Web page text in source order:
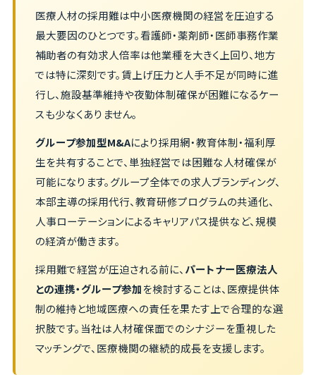
医療人材の採用難は中小医療機関の経営を圧迫する
最大要因のひとつです。看護師・薬剤師・医師事務作業
補助者の有効求人倍率は他業種を大きく上回り、地方
では特に深刻です。賃上げ圧力と人手不足が同時に進
行し、施設基準維持や夜勤体制確保が困難になるケー
スも少なくありません。
グループ参加型M&Aにより採用網・教育体制・福利厚
生を共有することで、単独経営では困難な人材確保が
可能になります。グループ全体での求人ブランディング、
本部主導の採用代行、教育研修プログラムの共通化、
人事ローテーションによるキャリアパス提供など、規模
の経済が働きます。
採用難で経営が圧迫される前に、 パートナー医療法人
との連携・グループ参加を検討することは、医療提供体
制の維持と地域医療への責任を果たす上で合理的な選
択肢です。当社は人材確保面でのシナジーを重視した
マッチングで、医療機関の継続的成長を支援します。